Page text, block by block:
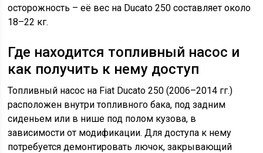
осторожность – её вес на Ducato 250 составляет около
18–22 кг.
Где находится топливный насос и
как получить к нему доступ
Топливный насос на Fiat Ducato 250 (2006–2014 гг.)
расположен внутри топливного бака, под задним
сиденьем или в нише под полом кузова, в
зависимости от модификации. Для доступа к нему
потребуется демонтировать лючок, закрывающий